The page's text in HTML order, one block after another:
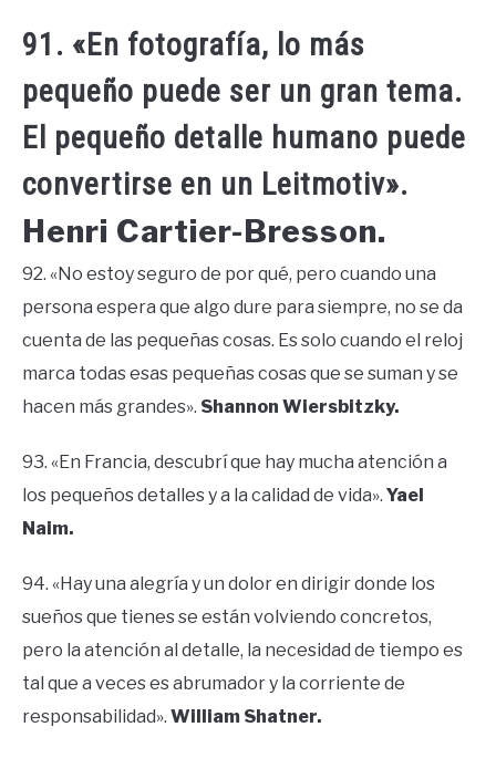
91. «En fotografía, lo más
pequeño puede ser un gran tema.
El pequeño detalle humano puede
convertirse en un Leitmotiv».
Henri Cartier-Bresson.
92. «No estoy seguro de por qué, pero cuando una
persona espera que algo dure para siempre, no se da
cuenta de las pequeñas cosas. Es solo cuando el reloj
marca todas esas pequeñas cosas que se suman y se
hacen más grandes». Shannon Wiersbitzky.
93. «En Francia, descubrí que hay mucha atención a
los pequeños detalles y a la calidad de vida». Yael
Naim.
94. «Hay una alegría y un dolor en dirigir donde los
sueños que tienes se están volviendo concretos,
pero la atención al detalle, la necesidad de tiempo es
tal que a veces es abrumador y la corriente de
responsabilidad». William Shatner.